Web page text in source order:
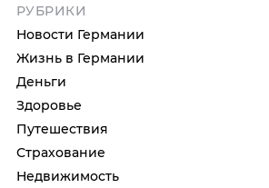
РУБРИКИ
Новости Германии
Жизнь в Германии
Деньги
Здоровье
Путешествия
Страхование
Недвижимость